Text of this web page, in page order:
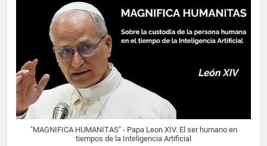
"MAGNIFICA HUMANITAS" - Papa Leon XIV. El ser humano en
tiempos de la Inteligencia Artificial